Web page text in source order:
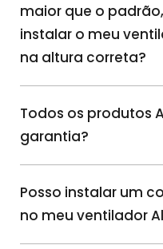
maior que o
instalar o meu
na altura correta?
Todos os produtos
garantia?
Posso instalar um
no meu ventilador